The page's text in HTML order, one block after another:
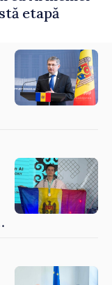
etapă